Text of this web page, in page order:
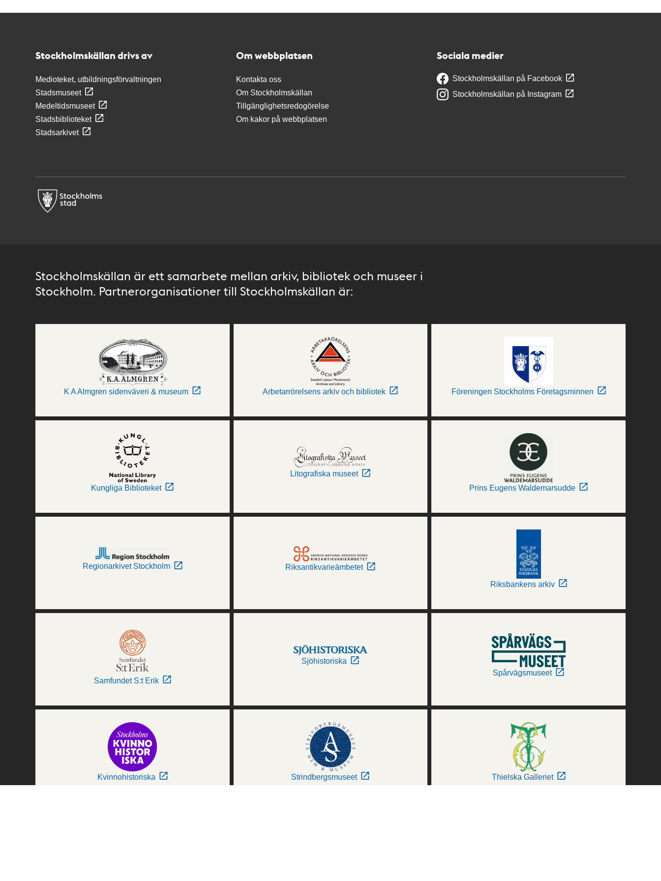
Stockholmskällan drivs av
Medioteket, utbildningsförvaltningen
Stadsmuseet
Medeltidsmuseet
Stadsbiblioteket
Stadsarkivet
Om webbplatsen
Kontakta oss
Om Stockholmskällan
Tillgänglighetsredogörelse
Om kakor på webbplatsen
Sociala medier
Stockholmskällan på Facebook
Stockholmskällan på Instagram
Stockholmskällan är ett samarbete mellan arkiv, bibliotek och museer i
Stockholm. Partnerorganisationer till Stockholmskällan är:
K A Almgren sidenväveri & museum Arbetarrörelsens arkiv och bibliotek Föreningen Stockholms Företagsminnen
Kungliga Biblioteket
Litografiska museet
Prins Eugens Waldemarsudde
Regionarkivet Stockholm Riksantikvarieämbetet
Riksbankens arkiv
Samfundet S:t Erik
Sjöhistoriska
Spårvägsmuseet
Kvinnohistoriska Strindbergsmuseet Thielska Galleriet